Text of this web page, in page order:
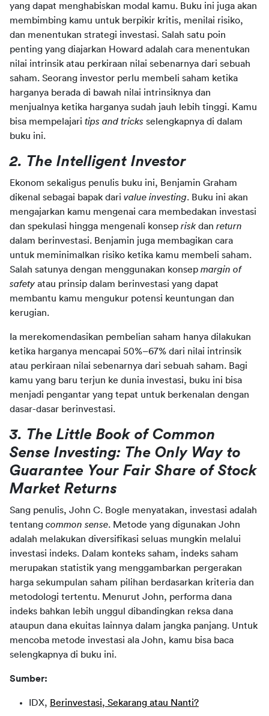
yang dapat menghabiskan modal kamu. Buku ini juga akan
membimbing kamu untuk berpikir kritis, menilai risiko,
dan menentukan strategi investasi. Salah satu poin
penting yang diajarkan Howard adalah cara menentukan
nilai intrinsik atau perkiraan nilai sebenarnya dari sebuah
saham. Seorang investor perlu membeli saham ketika
harganya berada di bawah nilai intrinsiknya dan
menjualnya ketika harganya sudah jauh lebih tinggi. Kamu
bisa mempelajari tips and tricks selengkapnya di dalam
buku ini.
2. The Intelligent Investor
Ekonom sekaligus penulis buku ini, Benjamin Graham
dikenal sebagai bapak dari value investing. Buku ini akan
mengajarkan kamu mengenai cara membedakan investasi
dan spekulasi hingga mengenali konsep risk dan
dalam berinvestasi. Benjamin juga membagikan cara
untuk meminimalkan risiko ketika kamu membeli saham.
Salah satunya dengan menggunakan konsep margin of
safety atau prinsip dalam berinvestasi yang dapat
membantu kamu mengukur potensi keuntungan dan
kerugian.
Ia merekomendasikan pembelian saham hanya dilakukan
ketika harganya mencapai 50%–67% dari nilai intrinsik
atau perkiraan nilai sebenarnya dari sebuah saham. Bagi
kamu yang baru terjun ke dunia investasi, buku ini bisa
menjadi pengantar yang tepat untuk berkenalan dengan
dasar-dasar berinvestasi.
3. The Little Book of Common
Sense Investing: The Only Way to
Guarantee Your Fair Share of Stock
Market Returns
Sang penulis, John C. Bogle menyatakan, investasi adalah
tentang common sense. Metode yang digunakan John
adalah melakukan diversifikasi seluas mungkin melalui
investasi indeks. Dalam konteks saham, indeks saham
merupakan statistik yang menggambarkan pergerakan
harga sekumpulan saham pilihan berdasarkan kriteria dan
metodologi tertentu. Menurut John, performa dana
indeks bahkan lebih unggul dibandingkan reksa dana
ataupun dana ekuitas lainnya dalam jangka panjang. Untuk
mencoba metode investasi ala John, kamu bisa baca
selengkapnya di buku ini.
Sumber:
IDX, Berinvestasi, Sekarang atau Nanti?